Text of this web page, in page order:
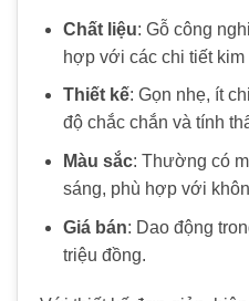
Chất liệu: Gỗ công
hợp với các chi tiết kim
Thiết kế: Gọn nhẹ, ít
độ chắc chắn và tính
Màu sắc: Thường có
sáng, phù hợp với
Giá bán: Dao động
triệu đồng.